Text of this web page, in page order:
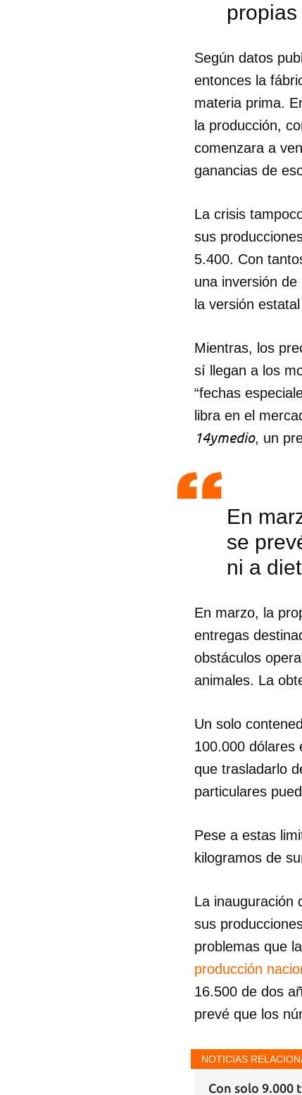
Según datos
entonces la
materia prima.
la producción,
comenzara a
ganancias de
La crisis
sus
5.400. Con
una inversión
la versión
Mientras, los
sí llegan a los
“fechas
libra en el
14ymedio, un
En
se
ni a
En marzo, la
entregas
obstáculos
animales. La
Un solo
100.000 dólares
que trasladarlo
particulares
Pese a estas
kilogramos de
La inauguración
sus
problemas que
producción
16.500 de dos
prevé que los
NOTICIAS
Con solo 9.000